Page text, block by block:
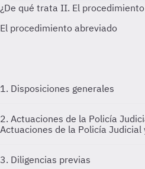
1. Disposiciones generales
2. Actuaciones de la Policía
Actuaciones de la Policía
3. Diligencias previas